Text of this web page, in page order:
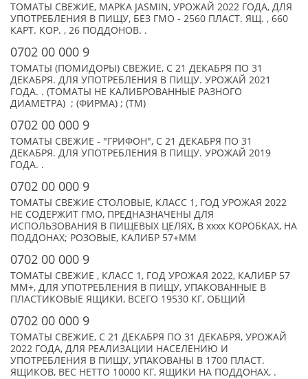
ТОМАТЫ СВЕЖИЕ, МАРКА JASMIN, УРОЖАЙ 2022 ГОДА, ДЛЯ
УПОТРЕБЛЕНИЯ В ПИЩУ, БЕЗ ГМО - 2560 ПЛАСТ. ЯЩ. , 660
КАРТ. КОР. , 26 ПОДДОНОВ. .
0702 00 000 9
ТОМАТЫ (ПОМИДОРЫ) СВЕЖИЕ, С 21 ДЕКАБРЯ ПО 31
ДЕКАБРЯ. ДЛЯ УПОТРЕБЛЕНИЯ В ПИЩУ. УРОЖАЙ 2021
ГОДА. . (ТОМАТЫ НЕ КАЛИБРОВАННЫЕ РАЗНОГО
ДИАМЕТРА) ; (ФИРМА) ; (TM)
0702 00 000 9
ТОМАТЫ СВЕЖИЕ - "ГРИФОН", С 21 ДЕКАБРЯ ПО 31
ДЕКАБРЯ. ДЛЯ УПОТРЕБЛЕНИЯ В ПИЩУ. УРОЖАЙ 2019
ГОДА. .
0702 00 000 9
ТОМАТЫ СВЕЖИЕ СТОЛОВЫЕ, КЛАСС 1, ГОД УРОЖАЯ 2022
НЕ СОДЕРЖИТ ГМО, ПРЕДНАЗНАЧЕНЫ ДЛЯ
ИСПОЛЬЗОВАНИЯ В ПИЩЕВЫХ ЦЕЛЯХ, В xxxx КОРОБКАХ, НА
ПОДДОНАХ; РОЗОВЫЕ, КАЛИБР 57+ММ
0702 00 000 9
ТОМАТЫ СВЕЖИЕ , КЛАСС 1, ГОД УРОЖАЯ 2022, КАЛИБР 57
ММ+, ДЛЯ УПОТРЕБЛЕНИЯ В ПИЩУ, УПАКОВАННЫЕ В
ПЛАСТИКОВЫЕ ЯЩИКИ, ВСЕГО 19530 КГ, ОБЩИЙ
0702 00 000 9
ТОМАТЫ СВЕЖИЕ, С 21 ДЕКАБРЯ ПО 31 ДЕКАБРЯ, УРОЖАЙ
2022 ГОДА, ДЛЯ РЕАЛИЗАЦИИ НАСЕЛЕНИЮ И
УПОТРЕБЛЕНИЯ В ПИЩУ, УПАКОВАНЫ В 1700 ПЛАСТ.
ЯЩИКОВ, ВЕС НЕТТО 10000 КГ, ЯЩИКИ НА ПОДДОНАХ, .